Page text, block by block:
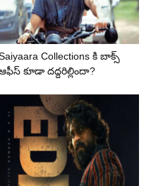
Collections కి బాక్స్
కూడా దద్దరిల్లిందా?